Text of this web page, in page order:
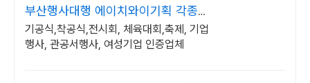
부산행사대행 에이치와이기획 각종행
사전문업체
기공식,착공식,전시회, 체육대회,축제, 기업
행사, 관공서행사, 여성기업 인증업체